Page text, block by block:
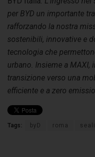
per BYD un importante
rafforzando la nostra
sostenibili, innovative e
tecnologia che
urbano. Insieme a MAXI,
transizione verso una
efficiente e a zero
Tags: byD roma